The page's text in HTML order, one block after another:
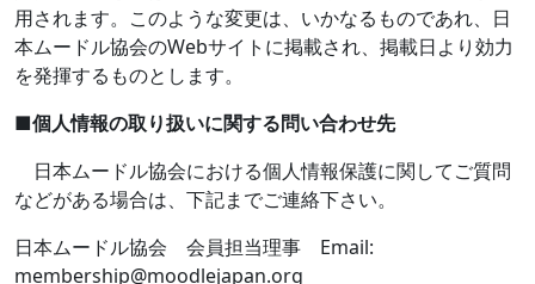
用されます。このような変更は、いかなるものであれ、日
本ムードル協会のWebサイトに掲載され、掲載日より効力
を発揮するものとします。
■個人情報の取り扱いに関する問い合わせ先
日本ムードル協会における個人情報保護に関してご質問
などがある場合は、下記までご連絡下さい。
日本ムードル協会 会員担当理事 Email:
membership@moodlejapan.org